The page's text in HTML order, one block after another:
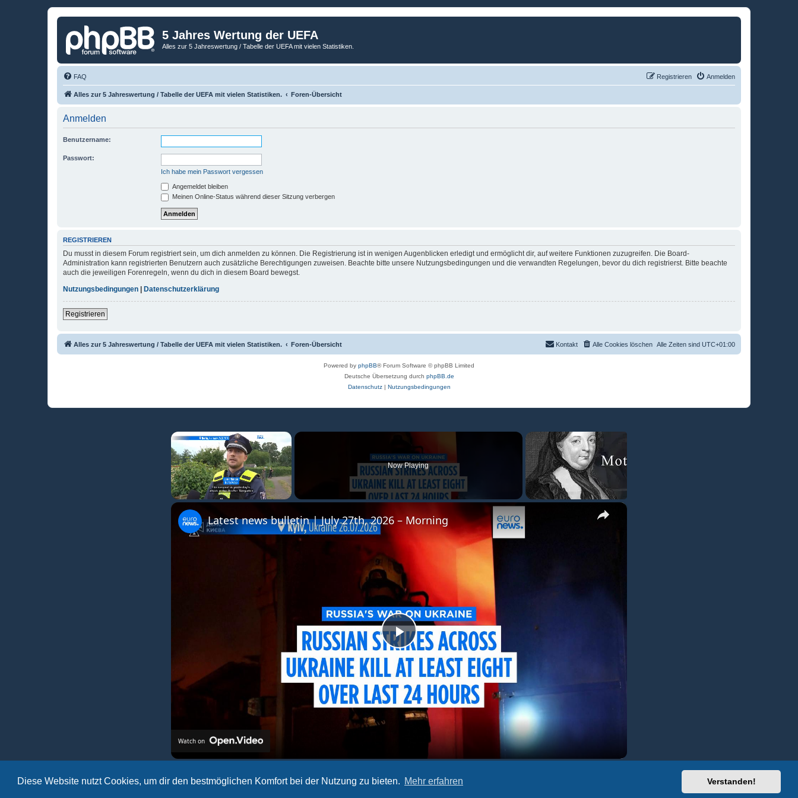
Diese Website nutzt Cookies, um dir den bestmöglichen Komfort bei der Nutzung zu bieten. Mehr erfahren Verstanden!
5 Jahres Wertung der UEFA
Alles zur 5 Jahreswertung / Tabelle der UEFA mit vielen Statistiken.
FAQ Anmelden
Registrieren
Alles zur 5 Jahreswertung / Tabelle der UEFA mit vielen Statistiken. Foren-Übersicht
Anmelden
Benutzername:
Passwort:
Ich habe mein Passwort vergessen
Angemeldet bleiben
Meinen Online-Status während dieser Sitzung verbergen
REGISTRIEREN
Du musst in diesem Forum registriert sein, um dich anmelden zu können. Die Registrierung ist in wenigen Augenblicken erledigt und ermöglicht dir, auf weitere Funktionen zuzugreifen. Die Board-
Administration kann registrierten Benutzern auch zusätzliche Berechtigungen zuweisen. Beachte bitte unsere Nutzungsbedingungen und die verwandten Regelungen, bevor du dich registrierst. Bitte beachte
auch die jeweiligen Forenregeln, wenn du dich in diesem Board bewegst.
Nutzungsbedingungen
Datenschutzerklärung
Registrieren
Alles zur 5 Jahreswertung / Tabelle der UEFA mit vielen Statistiken. Foren-Übersicht Alle Zeiten sind UTC+01:00
Alle Cookies löschen
Kontakt
Powered by phpBB® Forum Software © phpBB Limited
Deutsche Übersetzung durch phpBB.de
Datenschutz| Nutzungsbedingungen
×
Now Playing
×
P
l
a
y
V
Latest news bulletin | July 27th, 2026 – Morning
Watch on